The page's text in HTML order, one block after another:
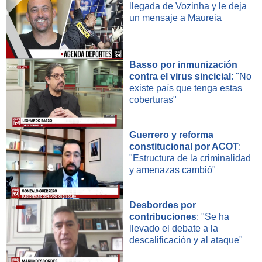
Claussen.
¿MILLONARIAS BONIFICACIONES?
BHP ha calificado el bono de "exagerado" y dijo que
excedió incluso las demandas del sindicato en 2013,
cuando los precios del cobre se acercaban a niveles récord.
Pero el mayor valor del metal rojo, aunque con una alta
volatilidad en las últimas semanas, y el fortalecimiento de
las leyes laborales sugieren que el sindicato tiene un
apalancamiento sustancial en las negociaciones en curso
en Escondida.
Joaquín Villarino, jefe del Consejo Minero
una bonificación sustancial no es necesariamente un
impedimento para llegar a un acuerdo, ya que se puede
utilizar por una vez para eliminar o reemplazar algunos
beneficios que son permanentes.
"Hay que pagar un precio por salir de esos beneficios
llegada de Vozinha y le deja
un mensaje a Maureia
Basso por inmunización
contra el virus sincicial : "No
existe país que tenga estas
coberturas"
Guerrero y reforma
constitucional por ACOT:
"Estructura de la criminalidad
y amenazas cambió"
Desbordes por
contribuciones: "Se ha
llevado el debate a la
descalificación y al ataque"